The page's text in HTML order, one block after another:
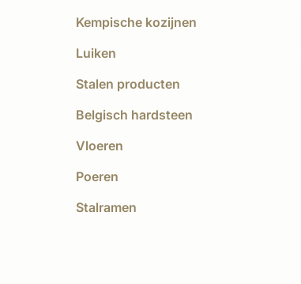
Kempische kozijnen
Luiken
Stalen producten
Belgisch hardsteen
Vloeren
Poeren
Stalramen